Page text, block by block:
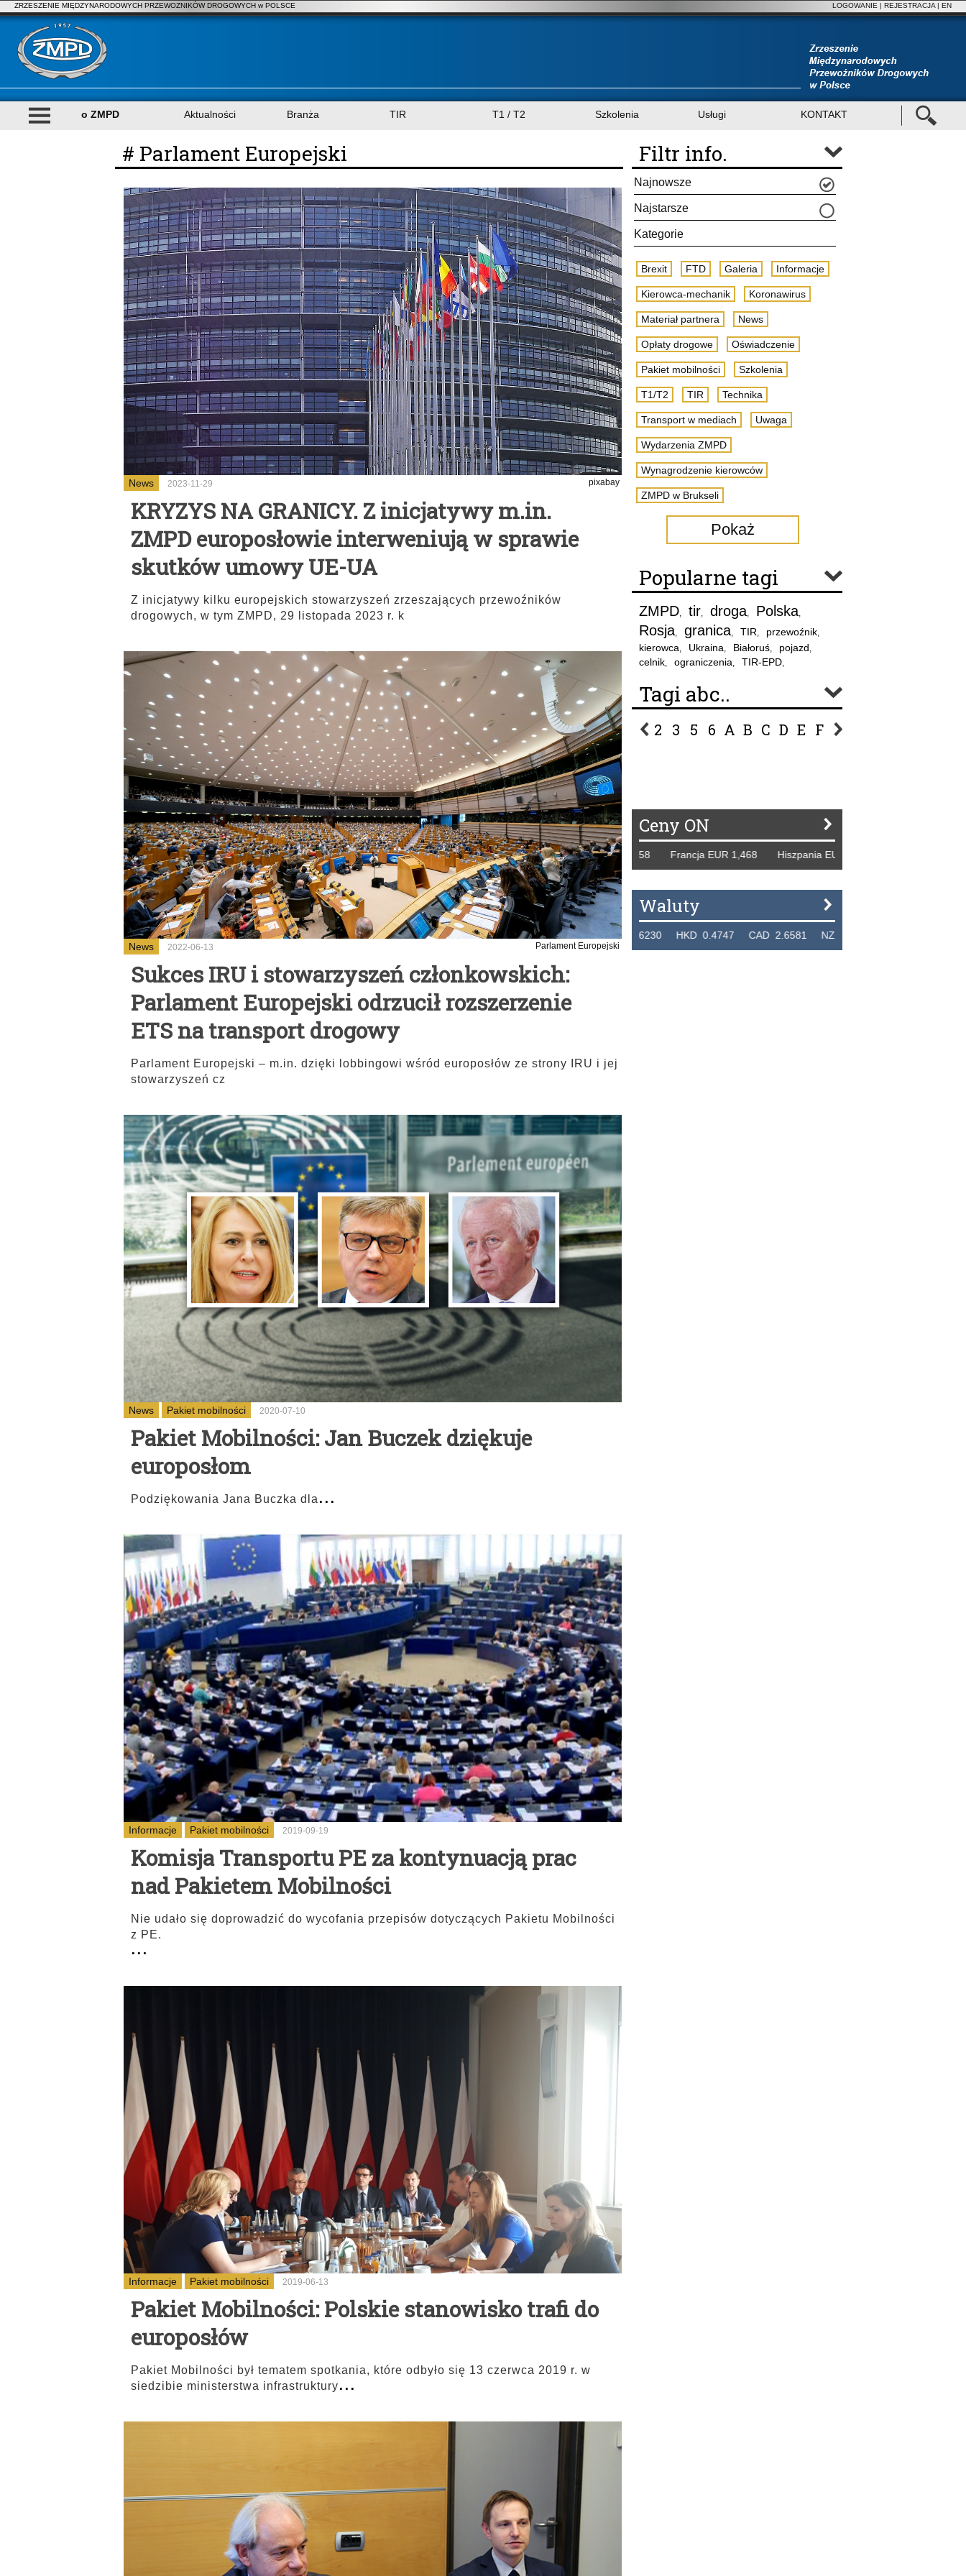
ZRZESZENIE MIĘDZYNARODOWYCH PRZEWOZNIKÓW DROGOWYCH w POLSCE LOGOWANIE | REJESTRACJA | EN
o ZMPD Aktualności Branża TIR T1 / T2 Szkolenia Usługi KONTAKT
# Parlament Europejski
News 2023-11-29 pixabay
KRYZYS NA GRANICY. Z inicjatywy m.in.
ZMPD europosłowie interweniują w sprawie
skutków umowy UE-UA
Z inicjatywy kilku europejskich stowarzyszeń zrzeszających przewoźników
drogowych, w tym ZMPD, 29 listopada 2023 r. k
News 2022-06-13 Parlament Europejski
Sukces IRU i stowarzyszeń członkowskich:
Parlament Europejski odrzucił rozszerzenie
ETS na transport drogowy
Parlament Europejski – m.in. dzięki lobbingowi wśród europosłów ze strony IRU i jej
stowarzyszeń cz
News Pakiet mobilności 2020-07-10
Pakiet Mobilności: Jan Buczek dziękuje
europosłom
Podziękowania Jana Buczka dla ...
Informacje Pakiet mobilności 2019-09-19
Komisja Transportu PE za kontynuacją prac
nad Pakietem Mobilności
Nie udało się doprowadzić do wycofania przepisów dotyczących Pakietu Mobilności
z PE.
...
Informacje Pakiet mobilności 2019-06-13
Pakiet Mobilności: Polskie stanowisko trafi do
europosłów
Pakiet Mobilności był tematem spotkania, które odbyło się 13 czerwca 2019 r. w
siedzibie ministerstwa infrastruktury...
Filtr info.
Najnowsze
Najstarsze
Kategorie
Brexit FTD Galeria Informacje
Kierowca-mechanik Koronawirus
Materiał partnera News
Opłaty drogowe Oświadczenie
Pakiet mobilności Szkolenia
T1/T2 TIR Technika
Transport w mediach Uwaga
Wydarzenia ZMPD
Wynagrodzenie kierowców
ZMPD w Brukseli
Pokaż
Popularne tagi
ZMPD, tir, droga, Polska,
Rosja, granica, TIR, przewoźnik,
kierowca, Ukraina, Białoruś, pojazd,
celnik, ograniczenia, TIR-EPD,
Tagi abc..
2 3 5 6 A B C D E F G
Ceny ON
Tydzień 42/2019 r. Niemcy EUR 1,258 Francja EUR 1,468 Hiszpania EUR 1,229 WB GBP 1,318
Waluty
THB 0.1126 USD 3.7236 AUD 2.6230 HKD 0.4747 CAD 2.6581 NZD 2.1889 SGD 2.9048 EUR